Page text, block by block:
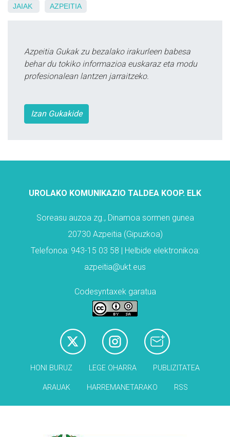
JAIAK AZPEITIA
Azpeitia Gukak zu bezalako irakurleen babesa
behar du tokiko informazioa euskaraz eta modu
profesionalean lantzen jarraitzeko.
Izan Gukakide
UROLAKO KOMUNIKAZIO TALDEA KOOP. ELK
Soreasu auzoa zg., Dinamoa sormen gunea
20730 Azpeitia (Gipuzkoa)
Telefonoa: 943-15 03 58 | Helbide elektronikoa:
azpeitia@ukt.eus
Codesyntaxek garatua
HONI BURUZ LEGE OHARRA PUBLIZITATEA
ARAUAK HARREMANETARAKO RSS